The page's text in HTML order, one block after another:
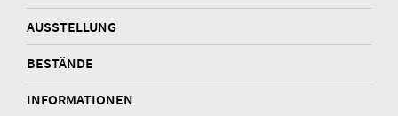
AUSSTELLUNG
BESTÄNDE
INFORMATIONEN